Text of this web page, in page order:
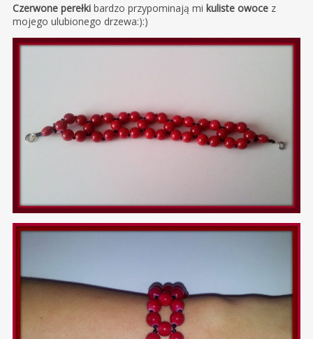
Czerwone perełkibardzo przypominają mi kuliste owocez
mojego ulubionego drzewa:):)